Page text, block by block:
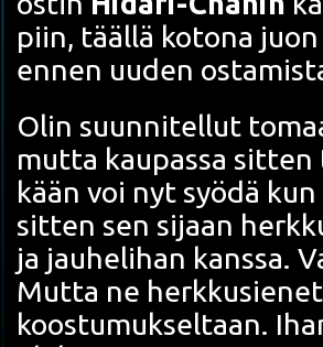
piin, tääl­lä koto­na
ennen uuden
Olin suun­ni­tel­lut
mut­ta kau­pas­sa
kään voi nyt syö­dä
sit­ten sen sijaan
ja jau­he­li­han kans­sa.
Mut­ta ne
koos­tu­muk­sel­taan.